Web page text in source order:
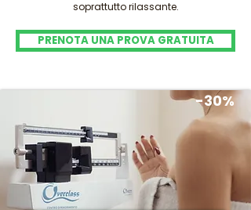
soprattutto rilassante.
PRENOTA UNA PROVA GRATUITA
-30%